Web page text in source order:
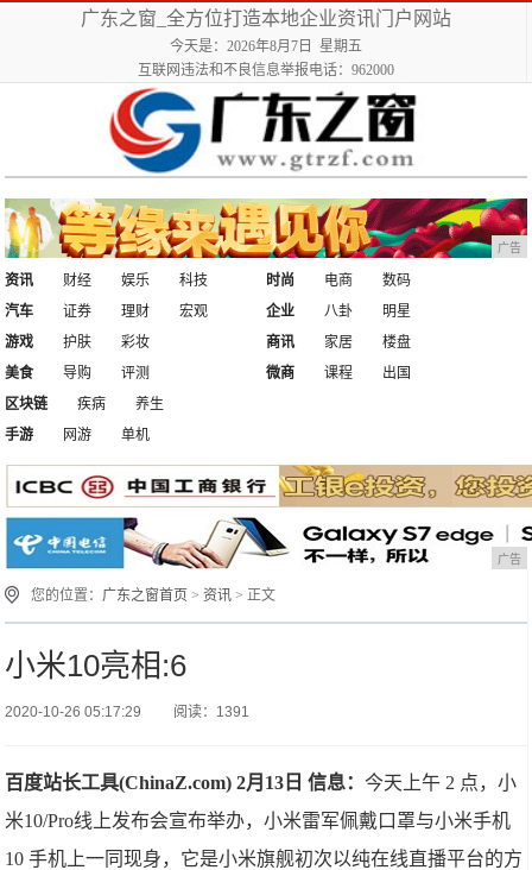
广东之窗_全方位打造本地企业资讯门户网站
今天是：2026年8月7日 星期五
互联网违法和不良信息举报电话：962000
广告
资讯 财经 娱乐
科技
汽车
证券 理财 宏观
时尚 电商
数码
企业
八卦
明星
游戏
护肤
彩妆
美食
导购 评测
商讯 家居
楼盘
微商
课程
出国
区块链
疾病
养生
手游
网游 单机
广告
您的位置： 广东之窗首页 >资讯 > 正文
小米10亮相:6
2020-10-26 05:17:29 阅读：1391
百度站长工具(ChinaZ.com) 2月13日 信息：今天上午 2 点，小
米10/Pro线上发布会宣布举办，小米雷军佩戴口罩与小米手机
10 手机上一同现身，它是小米旗舰初次以纯在线直播平台的方